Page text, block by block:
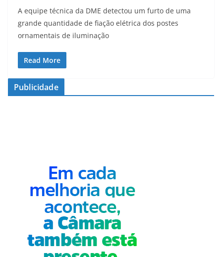
A equipe técnica da DME detectou um furto de uma
grande quantidade de fiação elétrica dos postes
ornamentais de iluminação
Read More
Publicidade